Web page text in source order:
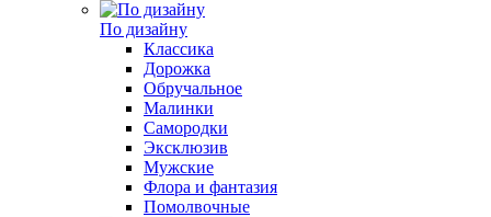
По дизайну
Классика
Дорожка
Обручальное
Малинки
Самородки
Эксклюзив
Мужские
Флора и фантазия
Помолвочные